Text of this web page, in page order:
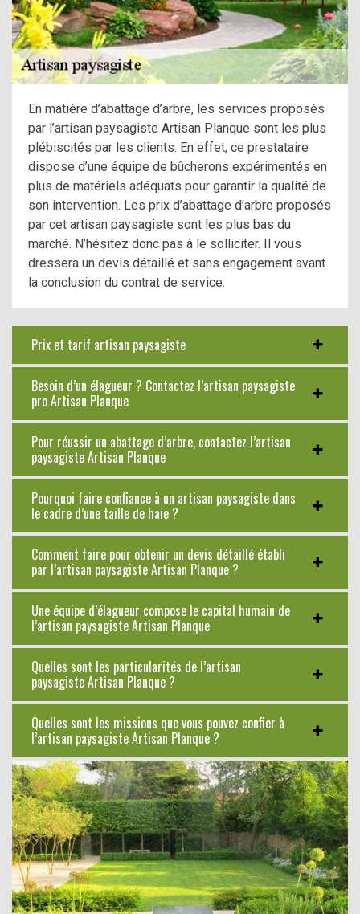
En matière d’abattage d’arbre, les services proposés
par l’artisan paysagiste Artisan Planque sont les plus
plébiscités par les clients. En effet, ce prestataire
dispose d’une équipe de bûcherons expérimentés en
plus de matériels adéquats pour garantir la qualité de
son intervention. Les prix d’abattage d’arbre proposés
par cet artisan paysagiste sont les plus bas du
marché. N’hésitez donc pas à le solliciter. Il vous
dressera un devis détaillé et sans engagement avant
la conclusion du contrat de service.
Prix et tarif artisan paysagiste
Besoin d’un élagueur ? Contactez l’artisan paysagiste
pro Artisan Planque
Pour réussir un abattage d’arbre, contactez l’artisan
paysagiste Artisan Planque
Pourquoi faire confiance à un artisan paysagiste dans
le cadre d’une taille de haie ?
Comment faire pour obtenir un devis détaillé établi
par l’artisan paysagiste Artisan Planque ?
Une équipe d’élagueur compose le capital humain de
l’artisan paysagiste Artisan Planque
Quelles sont les particularités de l’artisan
paysagiste Artisan Planque ?
Quelles sont les missions que vous pouvez confier à
l’artisan paysagiste Artisan Planque ?